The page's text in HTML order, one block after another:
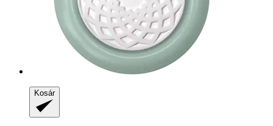
Kosár